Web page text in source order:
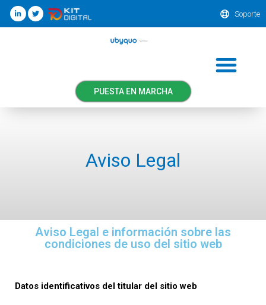
Soporte
PUESTA EN MARCHA
Aviso Legal
Aviso Legal e información sobre las
condiciones de uso del sitio web
Datos identificativos del titular del sitio web